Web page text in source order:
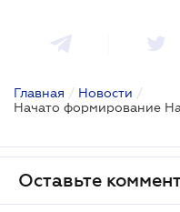
Главная / Новости /
Оставьте